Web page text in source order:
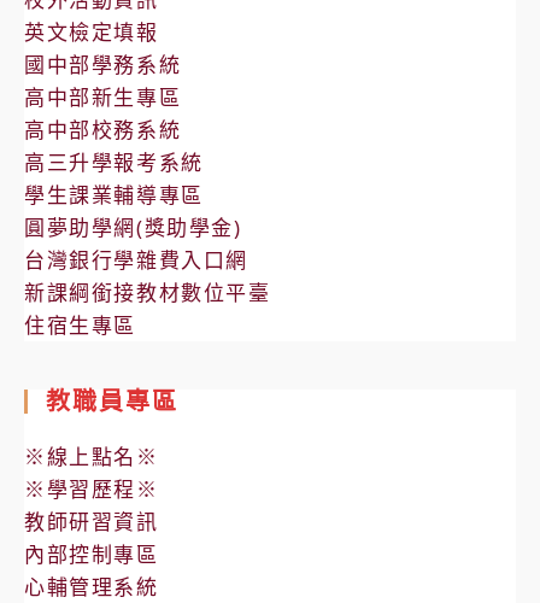
英文檢定填報
國中部學務系統
高中部新生專區
高中部校務系統
高三升學報考系統
學生課業輔導專區
圓夢助學網(獎助學金)
台灣銀行學雜費入口網
新課綱銜接教材數位平臺
住宿生專區
教職員專區
※線上點名※
※學習歷程※
教師研習資訊
內部控制專區
心輔管理系統